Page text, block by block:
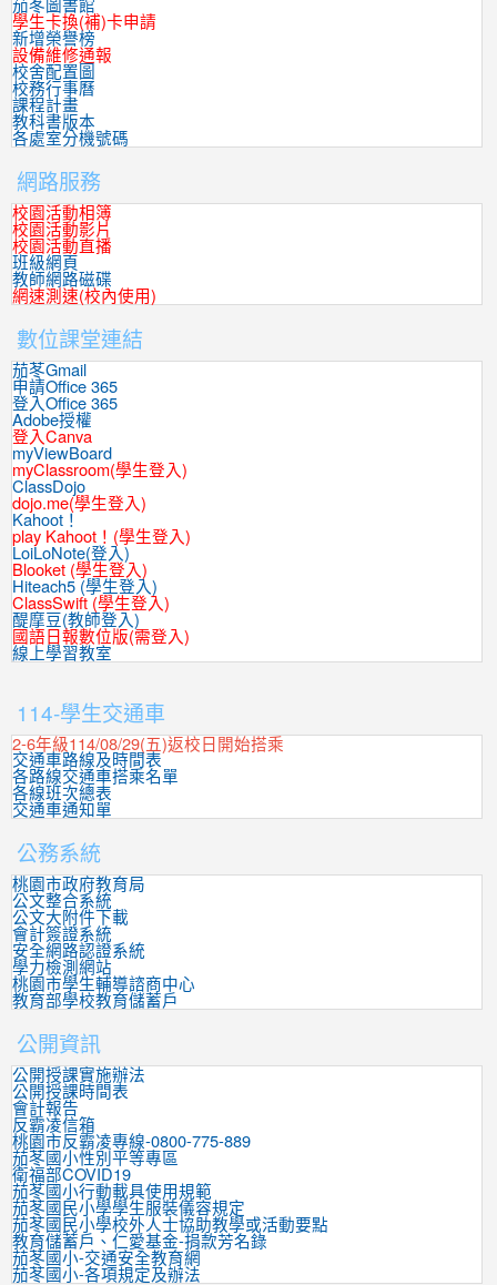
茄苳圖書館
學生卡換(補)卡申請
新增榮譽榜
設備維修通報
校舍配置圖
校務行事曆
課程計畫
教科書版本
各處室分機號碼
網路服務
校園活動相簿
校園活動影片
校園活動直播
班級網頁
教師網路磁碟
網速測速(校內使用)
數位課堂連結
茄苳Gmail
申請Office 365
登入Office 365
Adobe授權
登入Canva
myViewBoard
myClassroom(學生登入)
ClassDojo
dojo.me(學生登入)
Kahoot！
play Kahoot！(學生登入)
LoiLoNote(登入)
Blooket (學生登入)
Hiteach5 (學生登入)
ClassSwift (學生登入)
醍摩豆(教師登入)
國語日報數位版(需登入)
線上學習教室
114-學生交通車
2-6年級114/08/29(五)返校日開始搭乘
交通車路線及時間表
各路線交通車搭乘名單
各線班次總表
交通車通知單
公務系統
桃園市政府教育局
公文整合系統
公文大附件下載
會計簽證系統
安全網路認證系統
學力檢測網站
桃園市學生輔導諮商中心
教育部學校教育儲蓄戶
公開資訊
公開授課實施辦法
公開授課時間表
會計報告
反霸凌信箱
桃園市反霸凌專線-0800-775-889
茄苳國小性別平等專區
衛福部COVID19
茄苳國小行動載具使用規範
茄苳國民小學學生服裝儀容規定
茄苳國民小學校外人士協助教學或活動要點
教育儲蓄戶、仁愛基金-捐款芳名錄
茄苳國小-交通安全教育網
茄苳國小-各項規定及辦法